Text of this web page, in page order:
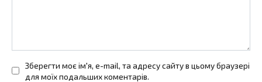
Зберегти моє ім'я, e-mail, та адресу сайту в цьому браузері
для моїх подальших коментарів.